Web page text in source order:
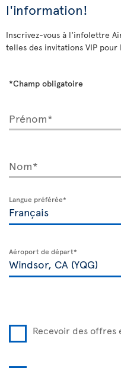
l'information!
Inscrivez-vous à l'infolettre
telles des invitations VIP pour
*Champ obligatoire
Prénom*
Nom*
Langue préférée*
Aéroport de départ*
Recevoir des offres